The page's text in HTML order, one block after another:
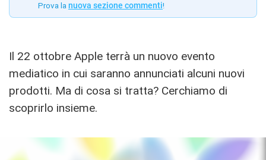
Prova la nuova sezione commenti!
Il 22 ottobre Apple terrà un nuovo evento
mediatico in cui saranno annunciati alcuni nuovi
prodotti. Ma di cosa si tratta? Cerchiamo di
scoprirlo insieme.